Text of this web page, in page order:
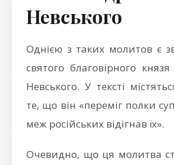
Невського
Однією з таких молитов є
святого благовірного
Невського. У тексті
те, що він «переміг полки
меж російських відігнав їх».
Очевидно, що ця молитва